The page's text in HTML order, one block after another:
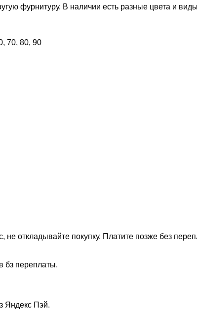
фурнитуру. В наличии есть разные цвета и
70, 80, 90
не откладывайте покупку. Платите позже без
бз переплаты.
Яндекс Пэй.